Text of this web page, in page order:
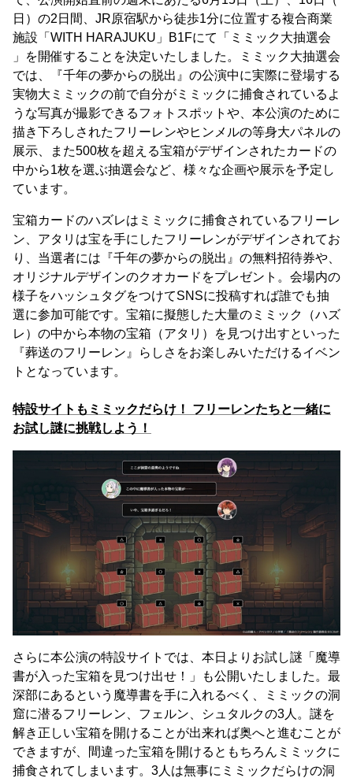
日）の2日間、JR原宿駅から徒歩1分に位置する複合商業
施設「WITH HARAJUKU」B1Fにて「ミミック大抽選会
」を開催することを決定いたしました。ミミック大抽選会
では、『千年の夢からの脱出』の公演中に実際に登場する
実物大ミミックの前で自分がミミックに捕食されているよ
うな写真が撮影できるフォトスポットや、本公演のために
描き下ろしされたフリーレンやヒンメルの等身大パネルの
展示、また500枚を超える宝箱がデザインされたカードの
中から1枚を選ぶ抽選会など、様々な企画や展示を予定し
ています。
宝箱カードのハズレはミミックに捕食されているフリーレ
ン、アタリは宝を手にしたフリーレンがデザインされてお
り、当選者には『千年の夢からの脱出』の無料招待券や、
オリジナルデザインのクオカードをプレゼント。会場内の
様子をハッシュタグをつけてSNSに投稿すれば誰でも抽
選に参加可能です。宝箱に擬態した大量のミミック（ハズ
レ）の中から本物の宝箱（アタリ）を見つけ出すといった
『葬送のフリーレン』らしさをお楽しみいただけるイベン
トとなっています。
特設サイトもミミックだらけ！ フリーレンたちと一緒に
お試し謎に挑戦しよう！
さらに本公演の特設サイトでは、本日よりお試し謎「魔導
書が入った宝箱を見つけ出せ！」も公開いたしました。最
深部にあるという魔導書を手に入れるべく、ミミックの洞
窟に潜るフリーレン、フェルン、シュタルクの3人。謎を
解き正しい宝箱を開けることが出来れば奥へと進むことが
できますが、間違った宝箱を開けるともちろんミミックに
捕食されてしまいます。3人は無事にミミックだらけの洞